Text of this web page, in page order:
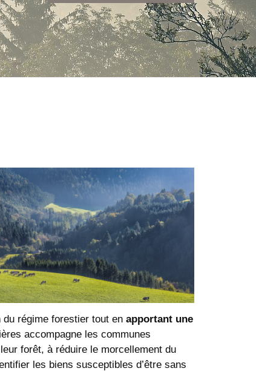
du régime forestier tout en apportant une
accompagne les communes
forêt, à réduire le morcellement du
les biens susceptibles d’être sans